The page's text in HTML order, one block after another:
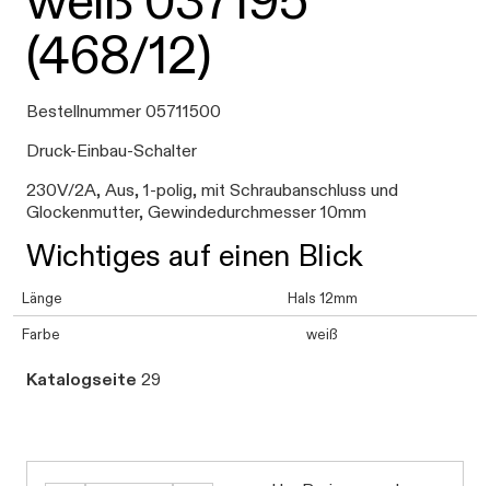
(468/12)
Bestellnummer 05711500
Druck-Einbau-Schalter
230V/2A, Aus, 1-polig, mit Schraubanschluss und
Glockenmutter, Gewindedurchmesser 10mm
Wichtiges auf einen Blick
Länge Hals 12mm
Farbe weiß
Katalogseite 29